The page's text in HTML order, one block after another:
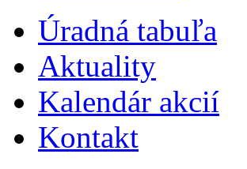
Úradná tabuľa
Aktuality
Kalendár akcií
Kontakt